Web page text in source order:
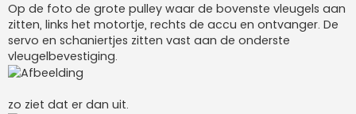
Op de foto de grote pulley waar de bovenste vleugels aan
zitten, links het motortje, rechts de accu en ontvanger. De
servo en schaniertjes zitten vast aan de onderste
vleugelbevestiging.
zo ziet dat er dan uit.